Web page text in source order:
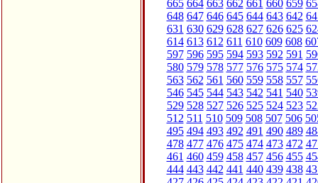
665 664 663 662 661 660 659
648 647 646 645 644 643 642
631 630 629 628 627 626 625
614 613 612 611 610 609 608
597 596 595 594 593 592 591
580 579 578 577 576 575 574
563 562 561 560 559 558 557
546 545 544 543 542 541 540
529 528 527 526 525 524 523
512 511 510 509 508 507 506
495 494 493 492 491 490 489
478 477 476 475 474 473 472
461 460 459 458 457 456 455
444 443 442 441 440 439 438